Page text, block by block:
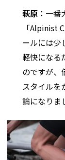
萩原 ：一番
「Alpinist
ールには少
軽快になる
のですが、
スタイルを
論になりま